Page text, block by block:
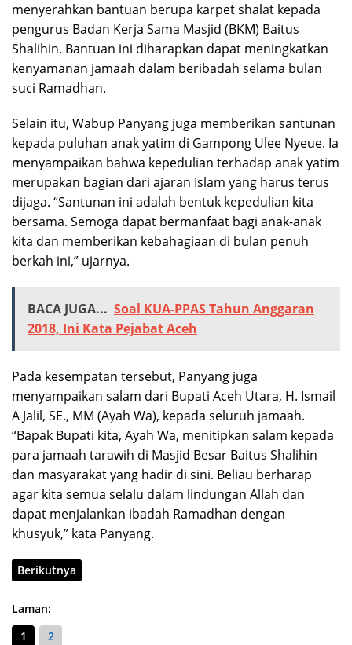
menyerahkan bantuan berupa karpet shalat kepada
pengurus Badan Kerja Sama Masjid (BKM) Baitus
Shalihin. Bantuan ini diharapkan dapat meningkatkan
kenyamanan jamaah dalam beribadah selama bulan
suci Ramadhan.
Selain itu, Wabup Panyang juga memberikan santunan
kepada puluhan anak yatim di Gampong Ulee Nyeue. Ia
menyampaikan bahwa kepedulian terhadap anak yatim
merupakan bagian dari ajaran Islam yang harus terus
dijaga. “Santunan ini adalah bentuk kepedulian kita
bersama. Semoga dapat bermanfaat bagi anak-anak
kita dan memberikan kebahagiaan di bulan penuh
berkah ini,” ujarnya.
BACA JUGA... Soal KUA-PPAS Tahun Anggaran
2018, Ini Kata Pejabat Aceh
Pada kesempatan tersebut, Panyang juga
menyampaikan salam dari Bupati Aceh Utara, H. Ismail
A Jalil, SE., MM (Ayah Wa), kepada seluruh jamaah.
“Bapak Bupati kita, Ayah Wa, menitipkan salam kepada
para jamaah tarawih di Masjid Besar Baitus Shalihin
dan masyarakat yang hadir di sini. Beliau berharap
agar kita semua selalu dalam lindungan Allah dan
dapat menjalankan ibadah Ramadhan dengan
khusyuk,” kata Panyang.
Berikutnya
Laman:
1
2